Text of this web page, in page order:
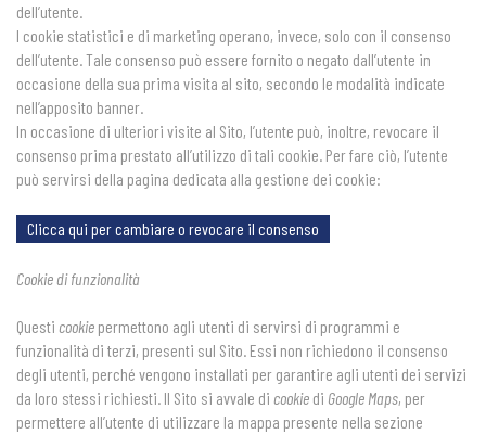
dell’utente.
I cookie statistici e di marketing operano, invece, solo con il consenso
dell’utente. Tale consenso può essere fornito o negato dall’utente in
occasione della sua prima visita al sito, secondo le modalità indicate
nell’apposito banner.
In occasione di ulteriori visite al Sito, l’utente può, inoltre, revocare il
consenso prima prestato all’utilizzo di tali cookie. Per fare ciò, l’utente
può servirsi della pagina dedicata alla gestione dei cookie:
Clicca qui per cambiare o revocare il consenso
Cookie di funzionalità
Questi cookie permettono agli utenti di servirsi di programmi e
funzionalità di terzi, presenti sul Sito. Essi non richiedono il consenso
degli utenti, perché vengono installati per garantire agli utenti dei servizi
da loro stessi richiesti. Il Sito si avvale di cookie di Google Maps, per
permettere all’utente di utilizzare la mappa presente nella sezione